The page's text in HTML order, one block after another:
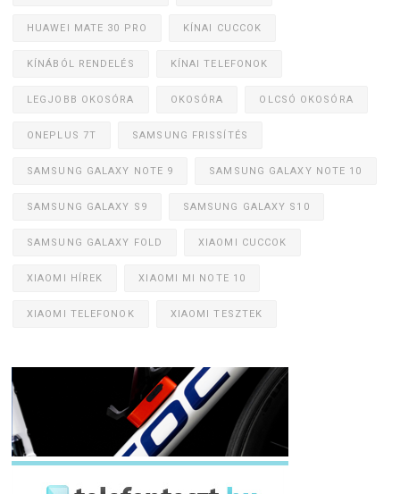
HUAWEI MATE 30 PRO KÍNAI CUCCOK
KÍNÁBÓL RENDELÉS KÍNAI TELEFONOK
LEGJOBB OKOSÓRA OKOSÓRA OLCSÓ OKOSÓRA
ONEPLUS 7T SAMSUNG FRISSÍTÉS
SAMSUNG GALAXY NOTE 9 SAMSUNG GALAXY NOTE 10
SAMSUNG GALAXY S9 SAMSUNG GALAXY S10
SAMSUNG GALAXY FOLD XIAOMI CUCCOK
XIAOMI HÍREK XIAOMI MI NOTE 10
XIAOMI TELEFONOK XIAOMI TESZTEK